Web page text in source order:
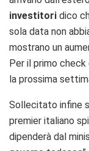
investitori dico
sola data non
mostrano un
Per il primo check
la prossima
Sollecitato infine
premier italiano
dipenderà dal